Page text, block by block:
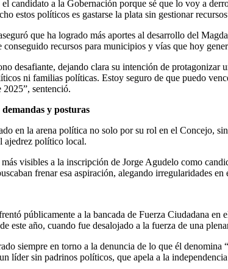
candidato a la Gobernación porque sé que lo voy a
estos políticos es gastarse la plata sin gestionar
que ha logrado más aportes al desarrollo del
conseguido recursos para municipios y vías que hoy
desafiante, dejando clara su intención de protagonizar
ni familias políticas. Estoy seguro de que puedo
sentenció.
demandas y posturas
en la arena política no solo por su rol en el Concejo,
ajedrez político local.
visibles a la inscripción de Jorge Agudelo como
frenar esa aspiración, alegando irregularidades
públicamente a la bancada de Fuerza Ciudadana
este año, cuando fue desalojado a la fuerza de una
siempre en torno a la denuncia de lo que él
líder sin padrinos políticos, que apela a la